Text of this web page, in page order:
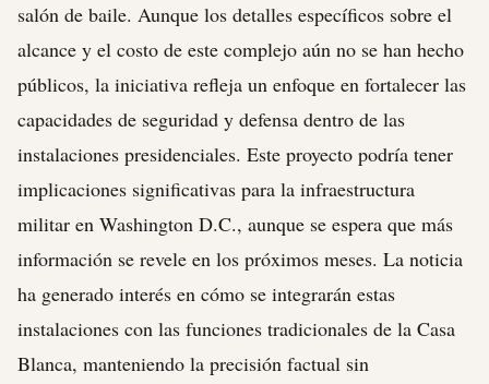
salón de baile. Aunque los detalles específicos sobre el
alcance y el costo de este complejo aún no se han hecho
públicos, la iniciativa refleja un enfoque en fortalecer las
capacidades de seguridad y defensa dentro de las
instalaciones presidenciales. Este proyecto podría tener
implicaciones significativas para la infraestructura
militar en Washington D.C., aunque se espera que más
información se revele en los próximos meses. La noticia
ha generado interés en cómo se integrarán estas
instalaciones con las funciones tradicionales de la Casa
Blanca, manteniendo la precisión factual sin